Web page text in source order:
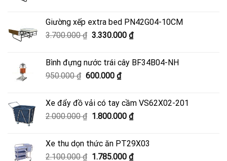
4.500.000 ₫.là:
4.050.000 ₫.
Giường xếp extra bed PN42G04-10CM
3.700.000₫ Giá
3.700.000 ₫.
3.330.000 ₫Giá
là:
Bình đựng nước trái cây BF34B04-NH
950.000₫ Giá
950.000 ₫.
600.000 ₫Giá
là:
600.000 ₫.
Xe đẩy đồ vải có tay cầm VS62X02-201
2.000.000₫ Giá
2.000.000 ₫.
1.800.000 ₫Giá
là:
1.800.000 ₫.
Xe thu dọn thức ăn PT29X03
2.100.000₫ Giá
1.785.000 ₫Giá